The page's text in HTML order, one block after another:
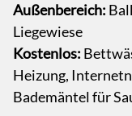
Außenbereich:
Liegewiese
Kostenlos:
Heizung,
Bademäntel für